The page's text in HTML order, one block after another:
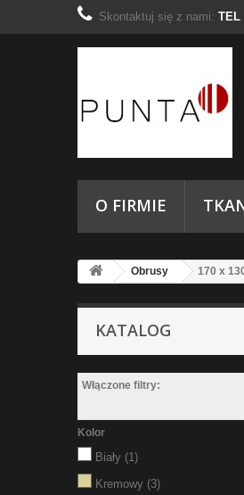
Skontaktuj się z nami: TEL
O FIRMIE
Obrusy 170 x
KATALOG
Włączone filtry:
Kolor
Biały (1)
Kremowy (3)